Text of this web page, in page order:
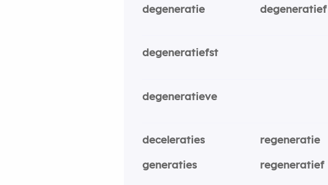
degeneratie degeneratief
degeneratiefst
degeneratieve
deceleraties
regeneratie
generaties
regeneratief